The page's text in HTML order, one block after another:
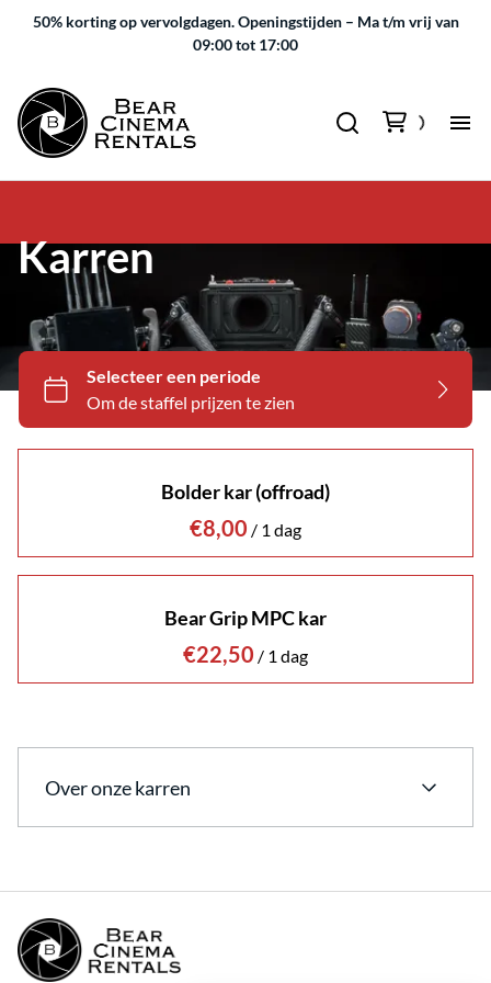
50% korting op vervolgdagen. Openingstijden – Ma t/m vrij van
09:00 tot 17:00
Karren
Bolder kar (offroad)
/
Bear Grip MPC kar
/
Over onze karren
karren, ideaal voor het vervoeren en organiseren
twee opties: deBolder kar (offroad)
MPC kar.